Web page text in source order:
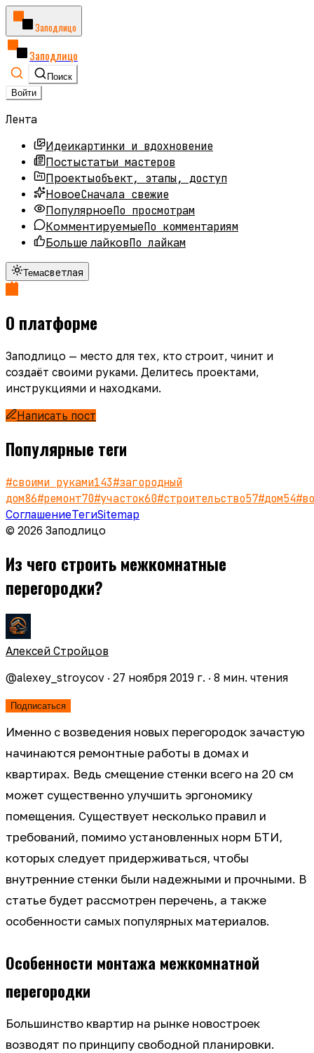
Заподлицо
Заподлицо
Поиск
Войти
Лента
Идеикартинки и вдохновение
Постыстатьи мастеров
Проектыобъект, этапы, доступ
НовоеСначала свежие
ПопулярноеПо просмотрам
КомментируемыеПо комментариям
Больше лайковПо лайкам
Темасветлая
О платформе
Заподлицо — место для тех, кто строит, чинит и
создаёт своими руками. Делитесь проектами,
инструкциями и находками.
Написать пост
Популярные теги
#своими руками143#загородный
дом86#ремонт70#участок60#строительство57#дом54#
СоглашениеТегиSitemap
© 2026 Заподлицо
Из чего строить межкомнатные
перегородки?
Алексей Стройцов
@alexey_stroycov · 27 ноября 2019 г. · 8 мин. чтения
Подписаться
Именно с возведения новых перегородок зачастую
начинаются ремонтные работы в домах и
квартирах. Ведь смещение стенки всего на 20 см
может существенно улучшить эргономику
помещения. Существует несколько правил и
требований, помимо установленных норм БТИ,
которых следует придерживаться, чтобы
внутренние стенки были надежными и прочными. В
статье будет рассмотрен перечень, а также
особенности самых популярных материалов.
Особенности монтажа межкомнатной
перегородки
Большинство квартир на рынке новостроек
возводят по принципу свободной планировки.